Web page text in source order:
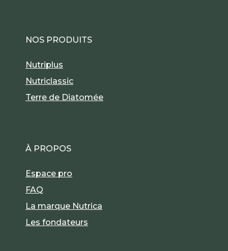
NOS PRODUITS
Nutriplus
Nutriclassic
Terre de Diatomée
À PROPOS
Espace pro
FAQ
La marque Nutrica
Les fondateurs